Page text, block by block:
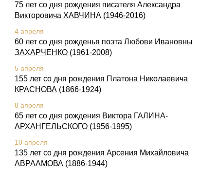
75 лет со дня рождения писателя Александра
Викторовича ХАВЧИНА (1946-2016)
4 апреля
60 лет со дня рожденья поэта Любови Ивановны
ЗАХАРЧЕНКО (1961-2008)
5 апреля
155 лет со дня рождения Платона Николаевича
КРАСНОВА (1866-1924)
8 апреля
65 лет со дня рождения Виктора ГАЛИНА-
АРХАНГЕЛЬСКОГО (1956-1995)
10 апреля
135 лет со дня рождения Арсения Михайловича
АВРААМОВА (1886-1944)